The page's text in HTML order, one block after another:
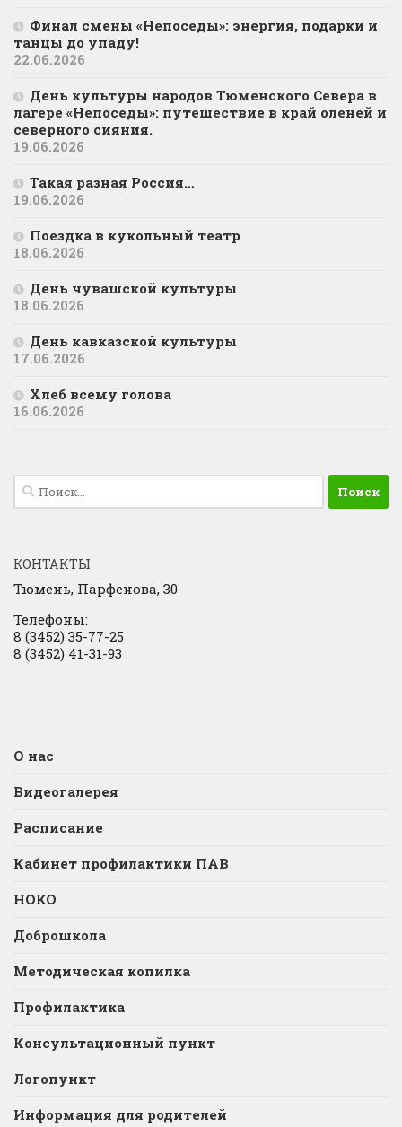
Финал смены «Непоседы»: энергия, подарки и
танцы до упаду!
22.06.2026
День культуры народов Тюменского Севера в
лагере «Непоседы»: путешествие в край оленей и
северного сияния.
19.06.2026
Такая разная Россия…
19.06.2026
Поездка в кукольный театр
18.06.2026
День чувашской культуры
18.06.2026
День кавказской культуры
17.06.2026
Хлеб всему голова
16.06.2026
Найти:
КОНТАКТЫ
Тюмень, Парфенова, 30
Телефоны:
8 (3452) 35-77-25
8 (3452) 41-31-93
О нас
Видеогалерея
Расписание
Кабинет профилактики ПАВ
НОКО
Доброшкола
Методическая копилка
Профилактика
Консультационный пункт
Логопункт
Информация для родителей